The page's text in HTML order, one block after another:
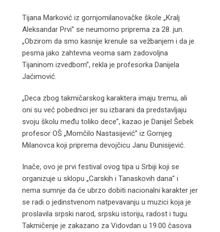
Tijana Marković iz gornjomilanovačke škole „Kralj
Aleksandar Prvi” se neumorno priprema za 28. jun.
„Obzirom da smo kasnije krenule sa vežbanjem i da je
pesma jako zahtevna veoma sam zadovoljna
Tijaninom izvedbom”, rekla je profesorka Danijela
Jaćimović.
„Deca zbog takmičarskog karaktera imaju tremu, ali
oni su već pobednici jer su izbarani da predstavljaju
svoju školu među toliko dece”, kazao je Danijel Šebek
profesor OŠ „Momčilo Nastasijević” iz Gornjeg
Milanovca koji priprema devojčicu Janu Đunisijević.
Inače, ovo je prvi festival ovog tipa u Srbiji koji se
organizuje u sklopu „Carskih i Tanaskovih dana” i
nema sumnje da će ubrzo dobiti nacionalni karakter jer
se radi o jedinstvenom natpevavanju u muzici koja je
proslavila srpski narod, srpsku istoriju, radost i tugu.
Takmičenje je zakazano za Vidovdan u 19.00 časova